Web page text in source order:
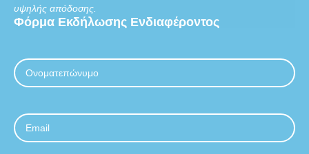
υψηλής απόδοσης.
Φόρμα Εκδήλωσης Ενδιαφέροντος